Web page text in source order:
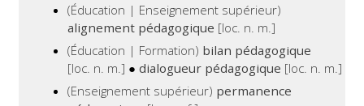
(Éducation | Enseignement supérieur)
alignement pédagogique [loc. n. m.]
(Éducation | Formation) bilan pédagogique
[loc. n. m.] ●dialogueur pédagogique [loc. n. m.]
(Enseignement supérieur) permanence